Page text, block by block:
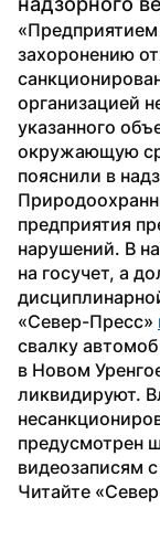
захоронению
организацией
указанного
окружающую
пояснили в
предприятия
нарушений. В
на госучет, а
«Север-Пресс»
свалку
в Новом
ликвидируют.
предусмотрен
видеозаписям
Читайте